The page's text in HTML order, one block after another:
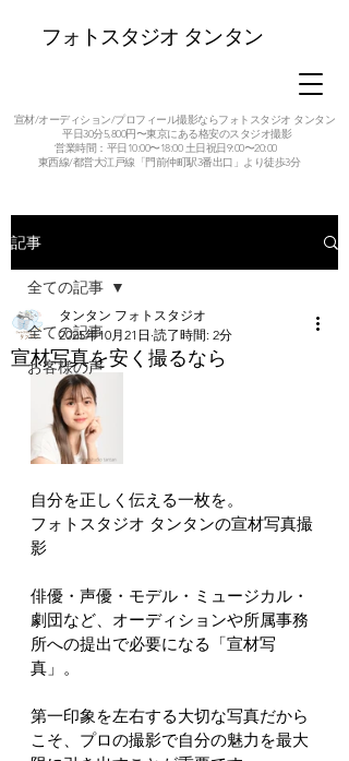
フォトスタジオ タンタン
宣材/オーディション/プロフィール撮影ならフォトスタジオ タンタン
平日30分5,800円〜東京にある格安のスタジオ撮影
営業時間：平日10:00〜18:00 土日祝日9:00〜20:00
東西線/都営大江戸線「門前仲町駅3番出口」より徒歩3分
記事
全ての記事
お客様の声
全ての記事
宣材写真を安く撮るなら
タンタン フォトスタジオ
2025年10月21日 読了時間: 2分
自分を正しく伝える一枚を。
フォトスタジオ タンタンの宣材写真撮
影
俳優・声優・モデル・ミュージカル・
劇団など、オーディションや所属事務
所への提出で必要になる「宣材写
真」。
第一印象を左右する大切な写真だから
こそ、プロの撮影で自分の魅力を最大